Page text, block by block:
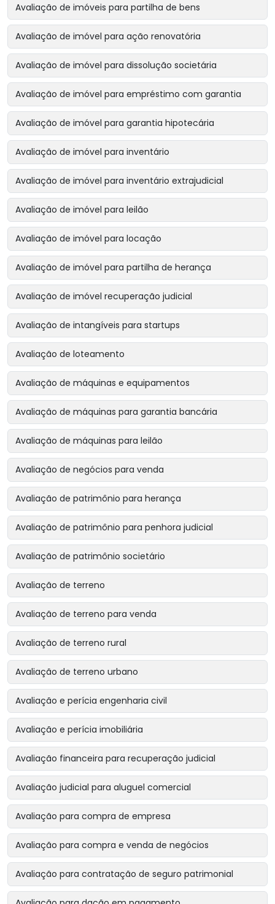
Avaliação de imóveis para partilha de bens
Avaliação de imóvel para ação renovatória
Avaliação de imóvel para dissolução societária
Avaliação de imóvel para empréstimo com garantia
Avaliação de imóvel para garantia hipotecária
Avaliação de imóvel para inventário
Avaliação de imóvel para inventário extrajudicial
Avaliação de imóvel para leilão
Avaliação de imóvel para locação
Avaliação de imóvel para partilha de herança
Avaliação de imóvel recuperação judicial
Avaliação de intangíveis para startups
Avaliação de loteamento
Avaliação de máquinas e equipamentos
Avaliação de máquinas para garantia bancária
Avaliação de máquinas para leilão
Avaliação de negócios para venda
Avaliação de patrimônio para herança
Avaliação de patrimônio para penhora judicial
Avaliação de patrimônio societário
Avaliação de terreno
Avaliação de terreno para venda
Avaliação de terreno rural
Avaliação de terreno urbano
Avaliação e perícia engenharia civil
Avaliação e perícia imobiliária
Avaliação financeira para recuperação judicial
Avaliação judicial para aluguel comercial
Avaliação para compra de empresa
Avaliação para compra e venda de negócios
Avaliação para contratação de seguro patrimonial